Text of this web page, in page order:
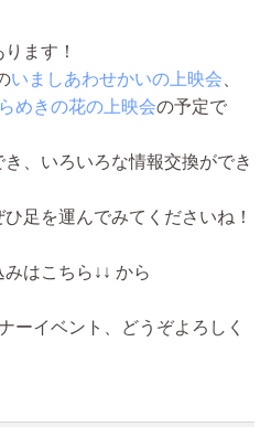
ます！
いましあわせかいの上映会
めきの花の上映会の予定で
、いろいろな情報交換ができ
ひ足を運んでみてくださいね！
はこちら↓↓ から
ーイベント、どうぞよろしく